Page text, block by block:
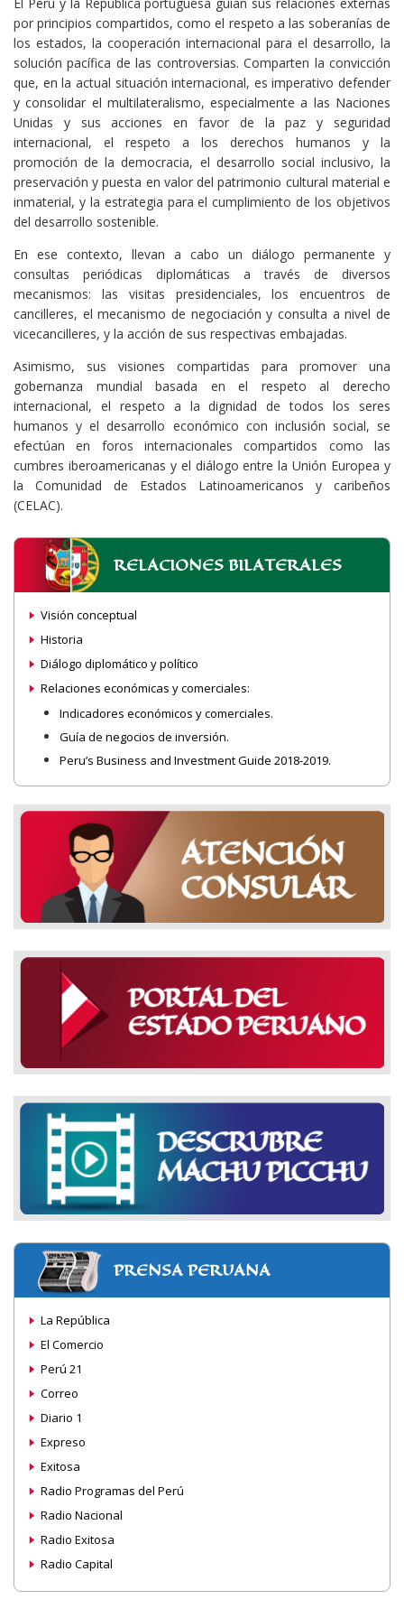
por principios compartidos, como el respeto a las soberanías de
los estados, la cooperación internacional para el desarrollo, la
solución pacífica de las controversias. Comparten la convicción
que, en la actual situación internacional, es imperativo defender
y consolidar el multilateralismo, especialmente a las Naciones
Unidas y sus acciones en favor de la paz y seguridad
internacional, el respeto a los derechos humanos y la
promoción de la democracia, el desarrollo social inclusivo, la
preservación y puesta en valor del patrimonio cultural material e
inmaterial, y la estrategia para el cumplimiento de los objetivos
del desarrollo sostenible.
En ese contexto, llevan a cabo un diálogo permanente y
consultas periódicas diplomáticas a través de diversos
mecanismos: las visitas presidenciales, los encuentros de
cancilleres, el mecanismo de negociación y consulta a nivel de
vicecancilleres, y la acción de sus respectivas embajadas.
Asimismo, sus visiones compartidas para promover una
gobernanza mundial basada en el respeto al derecho
internacional, el respeto a la dignidad de todos los seres
humanos y el desarrollo económico con inclusión social, se
efectúan en foros internacionales compartidos como las
cumbres iberoamericanas y el diálogo entre la Unión Europea y
la Comunidad de Estados Latinoamericanos y caribeños
(CELAC).
RELACIONES BILATERALES
Visión conceptual
Historia
Diálogo diplomático y político
Relaciones económicas y comerciales:
Indicadores económicos y comerciales.
Guía de negocios de inversión.
Peru’s Business and Investment Guide 2018-2019.
PRENSA PERUANA
La República
El Comercio
Perú 21
Correo
Diario 1
Expreso
Exitosa
Radio Programas del Perú
Radio Nacional
Radio Exitosa
Radio Capital